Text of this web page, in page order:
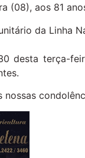
(08), aos 81
da Linha
desta terça-